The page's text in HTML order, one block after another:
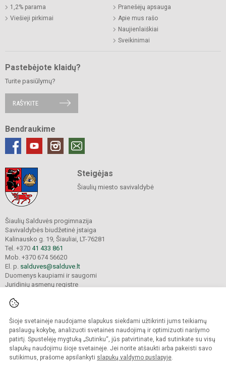
Šioje svetainėje naudojame slapukus siekdami užtikrinti jums teikiamų
paslaugų kokybę, analizuoti svetainės naudojimą ir optimizuoti naršymo
patirtį. Spustelėję mygtuką „Sutinku“, jūs patvirtinate, kad sutinkate su visų
slapukų naudojimu šioje svetainėje. Jei norite atšaukti arba pakeisti savo
sutikimus, prašome apsilankyti slapukų valdymo puslapyje.
1,2% parama
Viešieji pirkimai
Pranešėjų apsauga
Apie mus rašo
Naujienlaiškiai
Sveikinimai
Pastebėjote klaidų?
Turite pasiūlymų?
RAŠYKITE
Bendraukime
Steigėjas
Šiaulių miesto savivaldybė
Šiaulių Salduvės progimnazija
Savivaldybės biudžetinė įstaiga
Kalinausko g. 19, Šiauliai, LT-76281
Tel. +370 41 433 861
Mob. +370 674 56620
El. p. salduves@salduve.lt
Duomenys kaupiami ir saugomi
Juridinių asmenų registre
© 2026. Šiaulių Salduvės progimnazija. Visos teisės saugomos.
Kopijuoti turinį be raštiško įstaigos administracijos sutikimo griežtai draudžiama.